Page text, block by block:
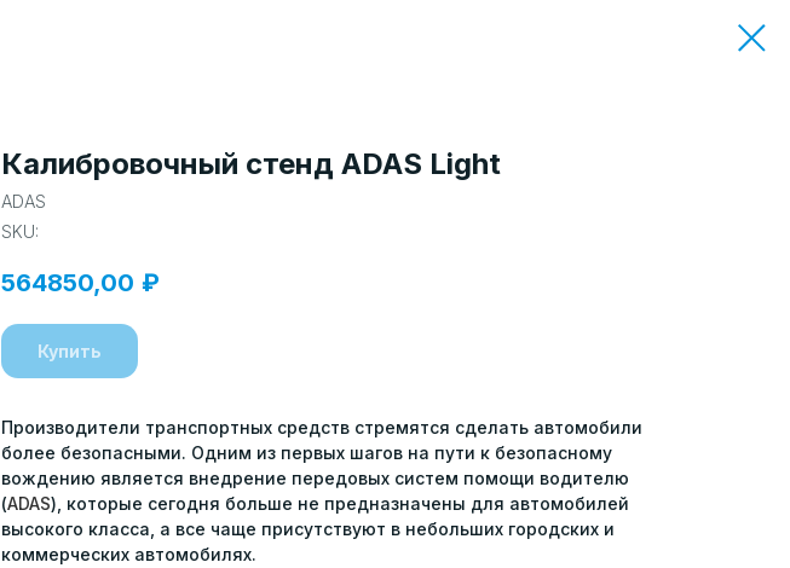
Калибровочный стенд ADAS Light
ADAS
SKU:
564850,00 ₽
Купить
Производители транспортных средств стремятся сделать автомобили
более безопасными. Одним из первых шагов на пути к безопасному
вождению является внедрение передовых систем помощи водителю
(ADAS), которые сегодня больше не предназначены для автомобилей
высокого класса, а все чаще присутствуют в небольших городских и
коммерческих автомобилях.